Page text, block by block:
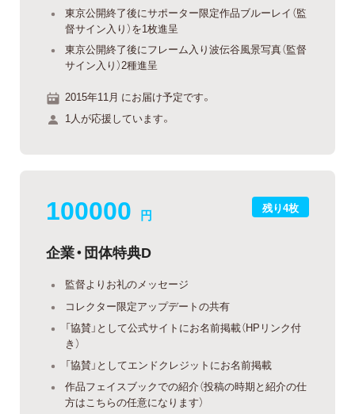
東京公開終了後にサポーター限定作品ブルーレイ（監
督サイン入り）を1枚進呈
東京公開終了後にフレーム入り波伝谷風景写真（監督
サイン入り）2種進呈
2015年11月 にお届け予定です。
1人が応援しています。
残り4枚
100000 円
企業・団体特典D
監督よりお礼のメッセージ
コレクター限定アップデートの共有
「協賛」として公式サイトにお名前掲載（HPリンク付
き）
「協賛」としてエンドクレジットにお名前掲載
作品フェイスブックでの紹介（投稿の時期と紹介の仕
方はこちらの任意になります）